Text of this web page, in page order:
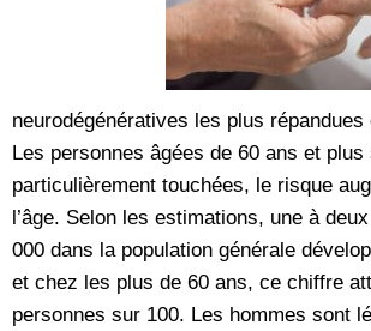
neurodégénératives les plus répandues
Les personnes âgées de 60 ans et plus
particulièrement touchées, le risque
l’âge. Selon les estimations, une à
000 dans la population générale
et chez les plus de 60 ans, ce chiffre
personnes sur 100. Les hommes sont